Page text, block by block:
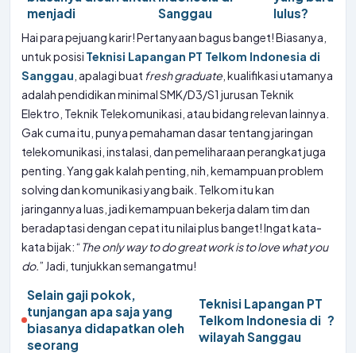
menjadi
Sanggau
lulus?
Hai para pejuang karir! Pertanyaan bagus banget! Biasanya,
untuk posisi Teknisi Lapangan PT Telkom Indonesia di
Sanggau , apalagi buat fresh graduate , kualifikasi utamanya
adalah pendidikan minimal SMK/D3/S1 jurusan Teknik
Elektro, Teknik Telekomunikasi, atau bidang relevan lainnya.
Gak cuma itu, punya pemahaman dasar tentang jaringan
telekomunikasi, instalasi, dan pemeliharaan perangkat juga
penting. Yang gak kalah penting, nih, kemampuan problem
solving dan komunikasi yang baik. Telkom itu kan
jaringannya luas, jadi kemampuan bekerja dalam tim dan
beradaptasi dengan cepat itu nilai plus banget! Ingat kata-
kata bijak: “The only way to do great work is to love what you
do.” Jadi, tunjukkan semangatmu!
Selain gaji pokok,
tunjangan apa saja yang
biasanya didapatkan oleh
seorang
Teknisi Lapangan PT
Telkom Indonesia di
wilayah Sanggau
?